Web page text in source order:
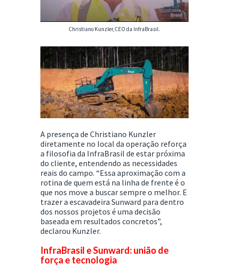
Christiano Kunzler,CEO da InfraBrasil.
A presença de Christiano Kunzler
diretamente no local da operação reforça
a filosofia da InfraBrasil de estar próxima
do cliente, entendendo as necessidades
reais do campo. “Essa aproximação com a
rotina de quem está na linha de frente é o
que nos move a buscar sempre o melhor. E
trazer a escavadeira Sunward para dentro
dos nossos projetos é uma decisão
baseada em resultados concretos”,
declarou Kunzler.
InfraBrasil e Sunward: união de
força e tecnologia